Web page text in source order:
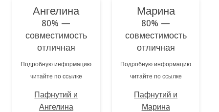
Ангелина
80% —
совместимость
отличная
Подробную информацию
читайте по ссылке
Пафнутий и
Ангелина
Марина
80% —
совместимость
отличная
Подробную информацию
читайте по ссылке
Пафнутий и
Марина